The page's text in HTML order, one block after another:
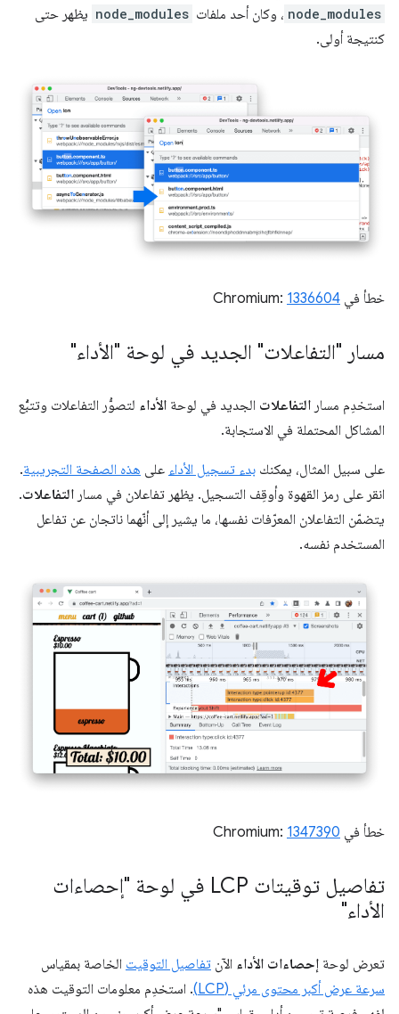
node_modules ، وكان أحد ملفات node_modules يظهر حتى
كنتيجة أولى.
خطأ في Chromium: 1336604
مسار "التفاعلات" الجديد في لوحة "الأداء"
استخدِم مسار التفاعلات الجديد في لوحة الأداء لتصوُّر التفاعلات وتتبُّع
المشاكل المحتملة في الاستجابة.
على سبيل المثال، يمكنك بدء تسجيل الأداء على هذه الصفحة التجريبية.
انقر على رمز القهوة وأوقِف التسجيل. يظهر تفاعلان في مسار التفاعلات.
يتضمّن التفاعلان المعرّفات نفسها، ما يشير إلى أنّهما ناتجان عن تفاعل
المستخدم نفسه.
خطأ في Chromium: 1347390
تفاصيل توقيتات LCP في لوحة "إحصاءات
الأداء"
تعرض لوحة إحصاءات الأداء الآن تفاصيل التوقيت الخاصة بمقياس
سرعة عرض أكبر محتوى مرئي (LCP)
. استخدِم معلومات التوقيت هذه